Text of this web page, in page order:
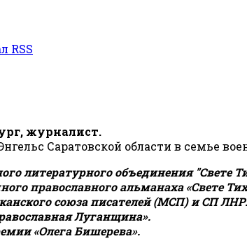
RSS
журналист.
Саратовской области в семье
литературного объединения "Свете
православного альманаха «Свете
союза писателей (МСП) и СП ЛНР.
Луганщина».
«Олега Бишерева».